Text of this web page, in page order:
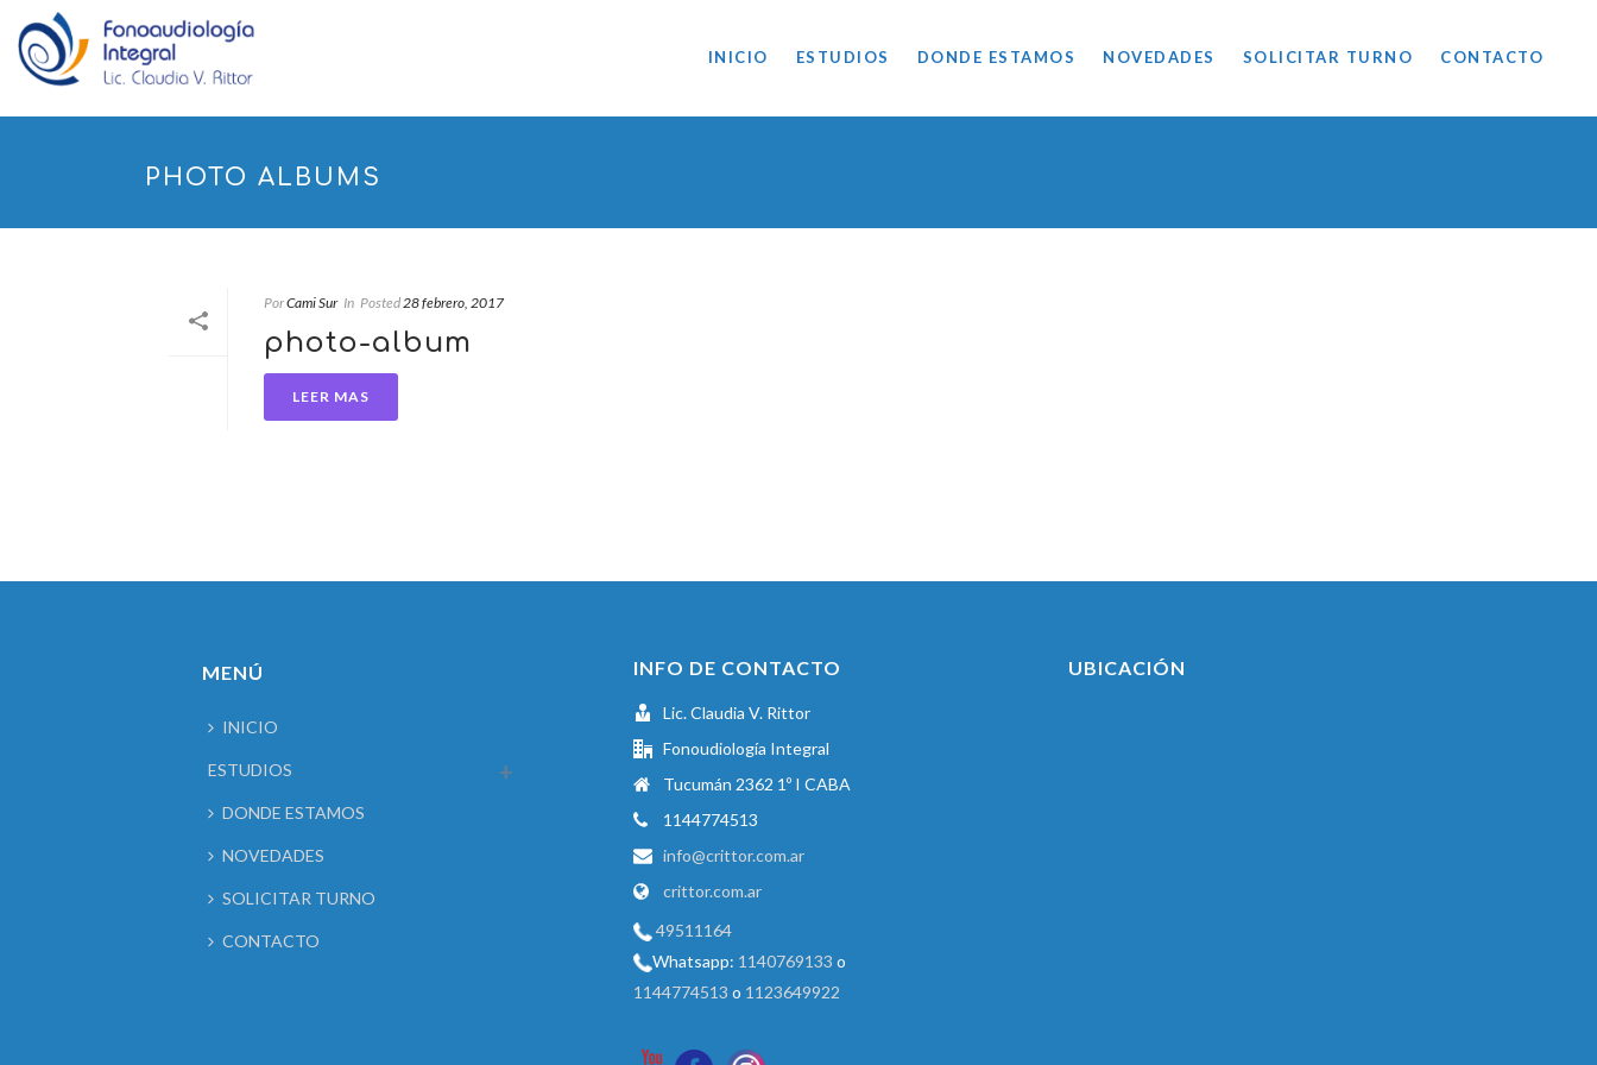
INICIO ESTUDIOS DONDE ESTAMOS NOVEDADES SOLICITAR TURNO CONTACTO
PHOTO ALBUMS
PorCami Sur In Posted28 febrero, 2017
photo-album
LEER MAS
MENÚ
INICIO
ESTUDIOS
DONDE ESTAMOS
NOVEDADES
SOLICITAR TURNO
CONTACTO
INFO DE CONTACTO
Lic. Claudia V. Rittor
Fonoudiología Integral
Tucumán 2362 1º I CABA
1144774513
info@crittor.com.ar
crittor.com.ar
49511164
Whatsapp: 1140769133 o
1144774513 o 1123649922
UBICACIÓN